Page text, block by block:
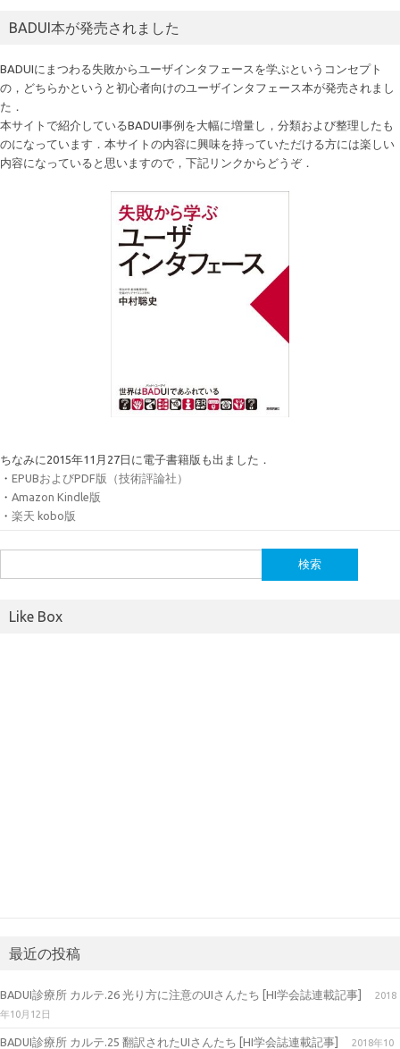
BADUI本が発売されました
BADUIにまつわる失敗からユーザインタフェースを学ぶというコンセプト
の，どちらかというと初心者向けのユーザインタフェース本が発売されまし
た．
本サイトで紹介しているBADUI事例を大幅に増量し，分類および整理したも
のになっています．本サイトの内容に興味を持っていただける方には楽しい
内容になっていると思いますので，下記リンクからどうぞ．
ちなみに2015年11月27日に電子書籍版も出ました．
・ EPUBおよびPDF版（技術評論社）
・ Amazon Kindle版
・ 楽天 kobo版
索:
Like Box
最近の投稿
BADUI診療所 カルテ.26 光り方に注意のUIさんたち [HI学会誌連載記事]
2018
年10月12日
BADUI診療所 カルテ.25 翻訳されたUIさんたち [HI学会誌連載記事]
2018年10